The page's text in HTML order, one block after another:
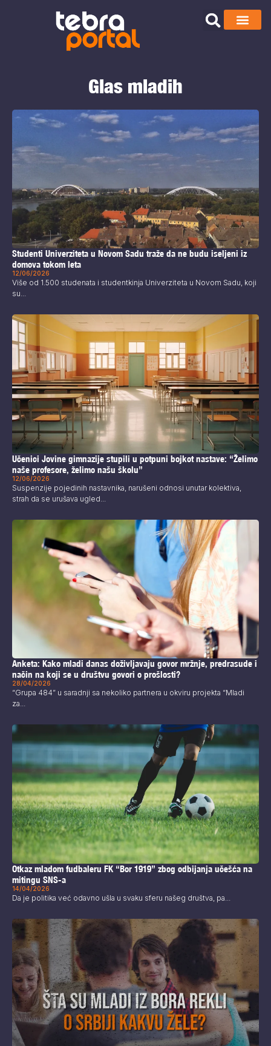
Glas mladih
Studenti Univerziteta u Novom Sadu traže da ne budu iseljeni iz
domova tokom leta
12/06/2026
Više od 1.500 studenata i studentkinja Univerziteta u Novom Sadu, koji
su...
Učenici Jovine gimnazije stupili u potpuni bojkot nastave: “Želimo
naše profesore, želimo našu školu”
12/06/2026
Suspenzije pojedinih nastavnika, narušeni odnosi unutar kolektiva,
strah da se urušava ugled...
Anketa: Kako mladi danas doživljavaju govor mržnje, predrasude i
način na koji se u društvu govori o prošlosti?
28/04/2026
“Grupa 484” u saradnji sa nekoliko partnera u okviru projekta “Mladi
za...
Otkaz mladom fudbaleru FK “Bor 1919” zbog odbijanja učešća na
mitingu SNS-a
14/04/2026
Da je politika već odavno ušla u svaku sferu našeg društva, pa...